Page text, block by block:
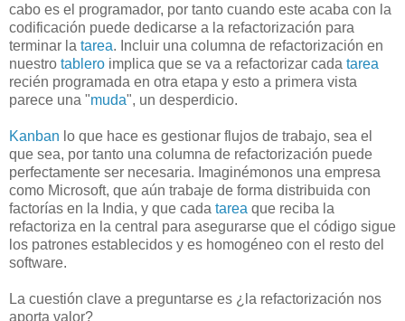
cabo es el programador, por tanto cuando este acaba con la
codificación puede dedicarse a la refactorización para
terminar la tarea. Incluir una columna de refactorización en
nuestro tablero implica que se va a refactorizar cada tarea
recién programada en otra etapa y esto a primera vista
parece una "muda", un desperdicio.
Kanban lo que hace es gestionar flujos de trabajo, sea el
que sea, por tanto una columna de refactorización puede
perfectamente ser necesaria. Imaginémonos una empresa
como Microsoft, que aún trabaje de forma distribuida con
factorías en la India, y que cada tarea que reciba la
refactoriza en la central para asegurarse que el código sigue
los patrones establecidos y es homogéneo con el resto del
software.
La cuestión clave a preguntarse es ¿la refactorización nos
aporta valor?